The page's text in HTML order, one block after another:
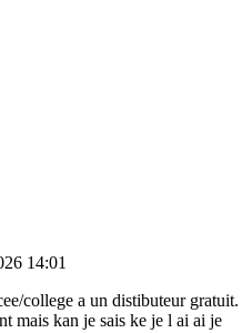
14:01
college a un distibuteur gratuit.
mais kan je sais ke je l ai ai je